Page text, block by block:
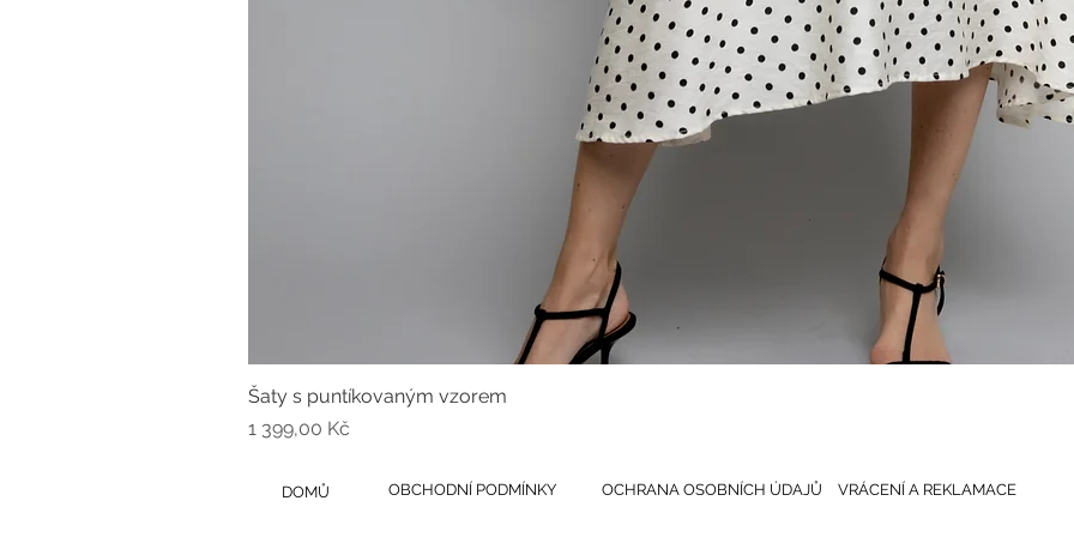
Šaty s puntíkovaným vzorem
Cena
1 399,00 Kč
DOMŮ OBCHODNÍ PODMÍNKY OCHRANA OSOBNÍCH ÚDAJŮ VRÁCENÍ A REKLAMACE